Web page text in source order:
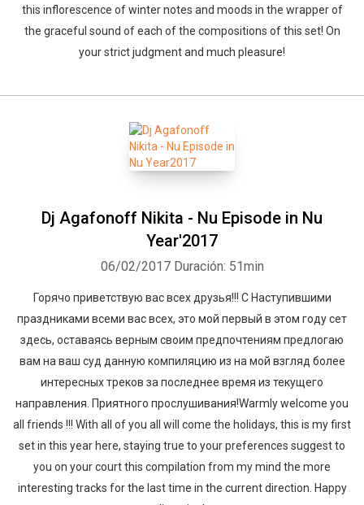
this inflorescence of winter notes and moods in the wrapper of
the graceful sound of each of the compositions of this set! On
your strict judgment and much pleasure!
Dj Agafonoff Nikita - Nu Episode in Nu
Year'2017
06/02/2017 Duración: 51min
Горячо приветствую вас всех друзья!!! С Наступившими
праздниками всеми вас всех, это мой первый в этом году сет
здесь, оставаясь верным своим предпочтениям предлогаю
вам на ваш суд данную компиляцию из на мой взгляд более
интересных треков за последнее время из текущего
направления. Приятного прослушивания!Warmly welcome you
all friends !!! With all of you all will come the holidays, this is my first
set in this year here, staying true to your preferences suggest to
you on your court this compilation from my mind the more
interesting tracks for the last time in the current direction. Happy